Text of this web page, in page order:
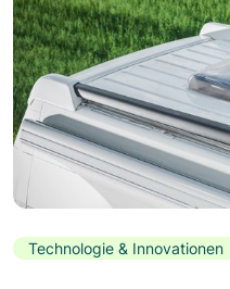
Technologie & Innovationen